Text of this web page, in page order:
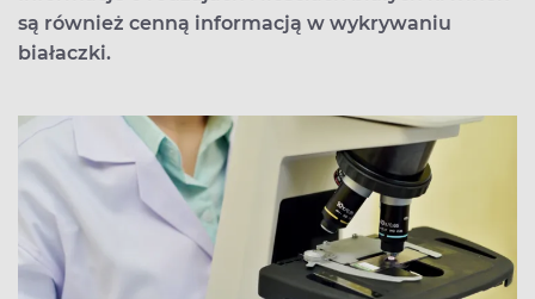
są również cenną informacją w wykrywaniu
białaczki.